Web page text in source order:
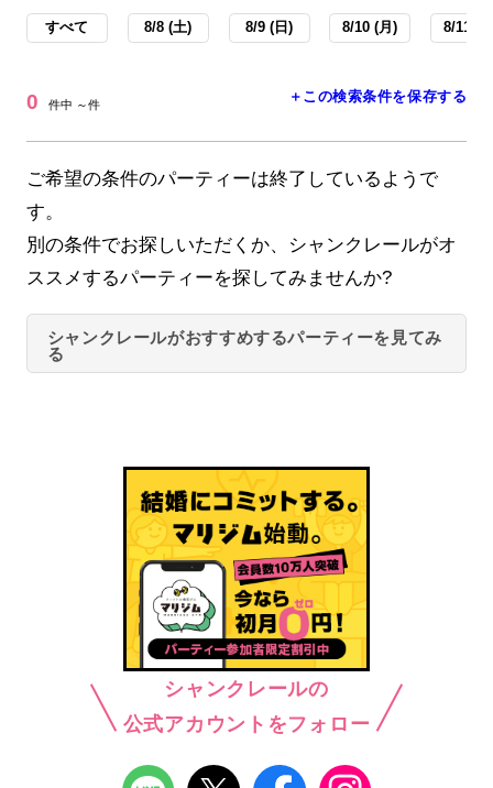
すべて 8/8 (土) 8/9 (日) 8/10 (月) 8/11 (
0 件中 ～件 ＋この検索条件を保存する
ご希望の条件のパーティーは終了しているようで
す。
別の条件でお探しいただくか、シャンクレールがオ
ススメするパーティーを探してみませんか?
シャンクレールがおすすめするパーティーを見てみ
る
シャンクレールの
公式アカウントをフォロー